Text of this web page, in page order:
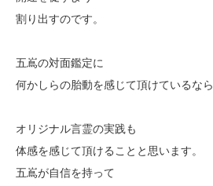
割り出すのです。
五嶌の対面鑑定に
何かしらの胎動を感じて頂けているなら
オリジナル言霊の実践も
体感を感じて頂けることと思います。
五嶌が自信を持って